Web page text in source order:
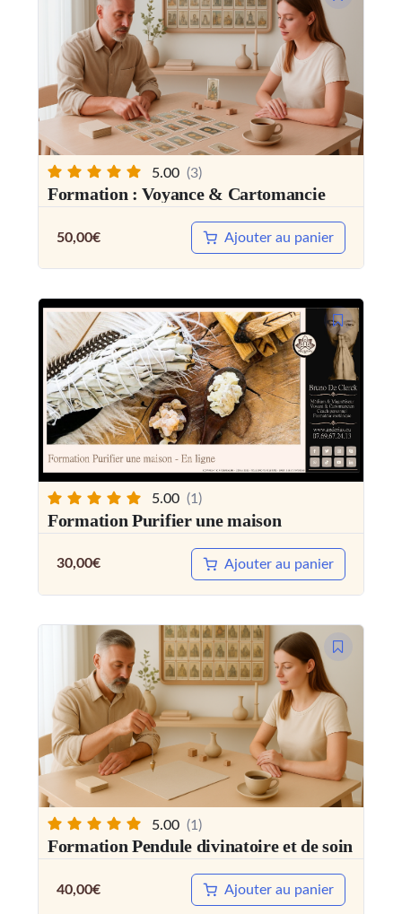
5.00 (3)
Formation : Voyance & Cartomancie
50,00€ Ajouter au panier
5.00 (1)
Formation Purifier une maison
30,00€ Ajouter au panier
5.00 (1)
Formation Pendule divinatoire et de soin
40,00€ Ajouter au panier